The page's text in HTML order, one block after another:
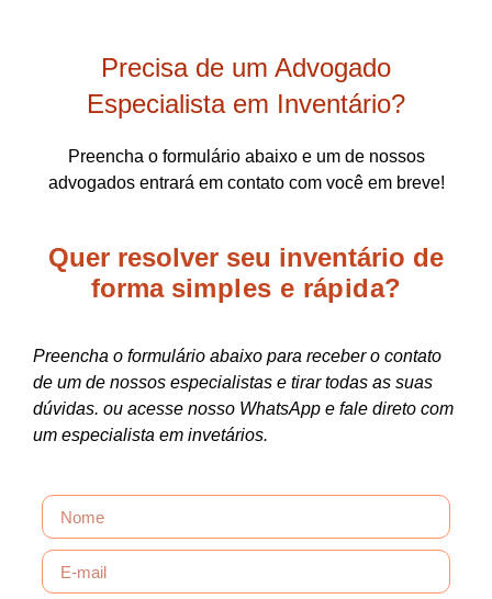
Precisa de um Advogado
Especialista em Inventário?
Preencha o formulário abaixo e um de nossos
advogados entrará em contato com você em breve!
Quer resolver seu inventário de
forma simples e rápida?
Preencha o formulário abaixo para receber o contato
de um de nossos especialistas e tirar todas as suas
dúvidas. ou acesse nosso WhatsApp e fale direto com
um especialista em invetários.